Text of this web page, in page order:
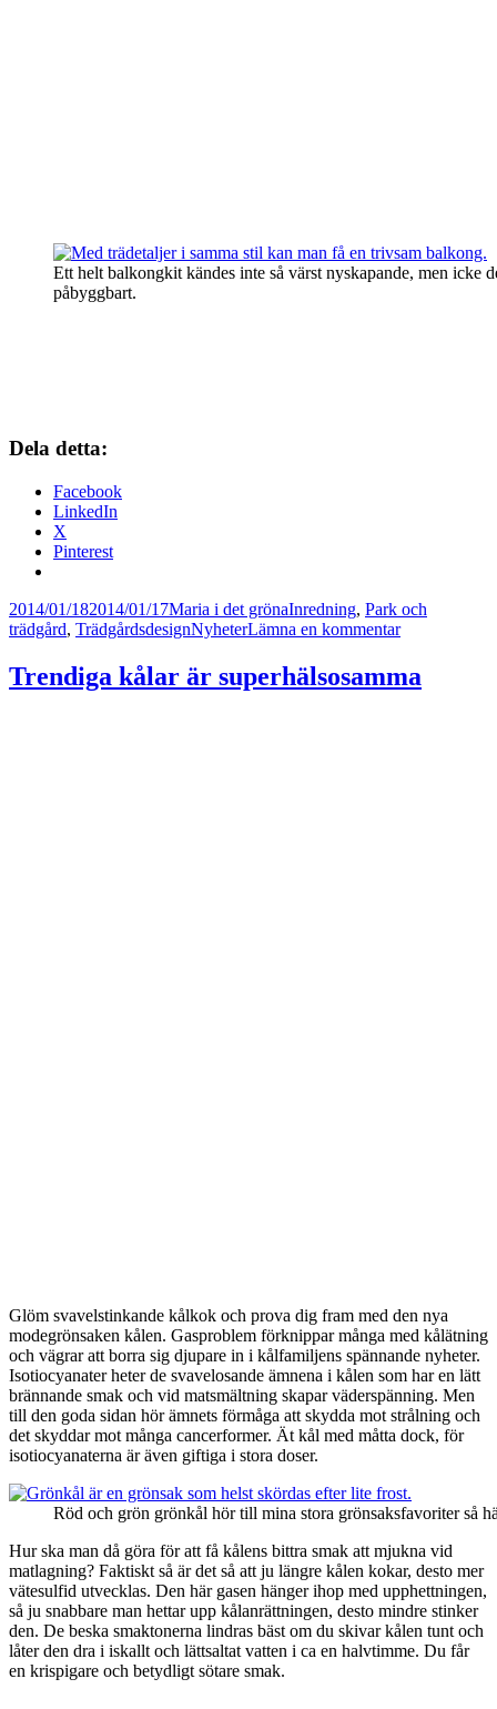
Ett helt balkongkit kändes inte så värst nyskapande, men icke
påbyggbart.
Dela detta:
Facebook
LinkedIn
X
Pinterest
Postat
2014/01/182014/01/17Författare
Maria i det grönaKategorier
Inredning, Park och
trädgård, TrädgårdsdesignTaggar
NyheterLämna en kommentartill
mässan
Trendiga kålar är superhälsosamma
Glöm svavelstinkande kålkok och prova dig fram med den nya
modegrönsaken kålen. Gasproblem förknippar många med kålätning
och vägrar att borra sig djupare in i kålfamiljens spännande nyheter.
Isotiocyanater heter de svavelosande ämnena i kålen som har en lätt
brännande smak och vid matsmältning skapar väderspänning. Men
till den goda sidan hör ämnets förmåga att skydda mot strålning och
det skyddar mot många cancerformer. Ät kål med måtta dock, för
isotiocyanaterna är även giftiga i stora doser.
Röd och grön grönkål hör till mina stora grönsaksfavoriter så
Hur ska man då göra för att få kålens bittra smak att mjukna vid
matlagning? Faktiskt så är det så att ju längre kålen kokar, desto mer
vätesulfid utvecklas. Den här gasen hänger ihop med upphettningen,
så ju snabbare man hettar upp kålanrättningen, desto mindre stinker
den. De beska smaktonerna lindras bäst om du skivar kålen tunt och
låter den dra i iskallt och lättsaltat vatten i ca en halvtimme. Du får
en krispigare och betydligt sötare smak.